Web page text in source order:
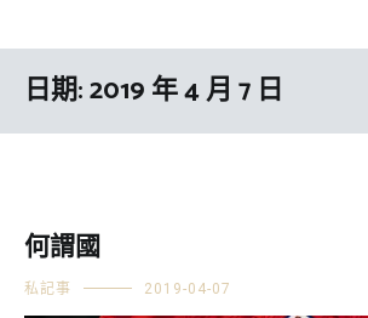
日期:2019 年 4 月 7 日
何謂國
私記事 2019-04-07